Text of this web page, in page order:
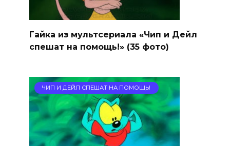
Гайка из мультсериала «Чип и Дейл
спешат на помощь!» (35 фото)
ЧИП И ДЕЙЛ СПЕШАТ НА ПОМОЩЬ!